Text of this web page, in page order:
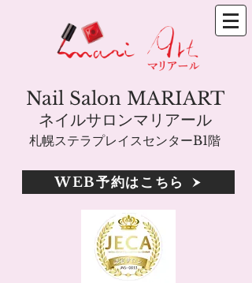
札幌ステラプレイスセンターB1階
Nail Salon MARIART
ネイルサロンマリアール
WEB予約はこちら